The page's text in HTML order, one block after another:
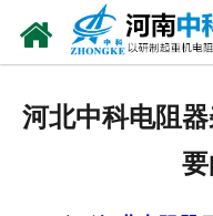
河北中科电阻
要